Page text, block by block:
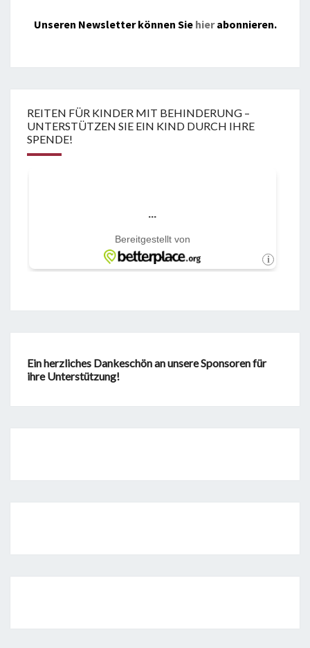
Unseren Newsletter können Sie hierabonnieren.
REITEN FÜR KINDER MIT BEHINDERUNG –
UNTERSTÜTZEN SIE EIN KIND DURCH IHRE
SPENDE!
Ein herzliches Dankeschön an unsere Sponsoren für
ihre Unterstützung!